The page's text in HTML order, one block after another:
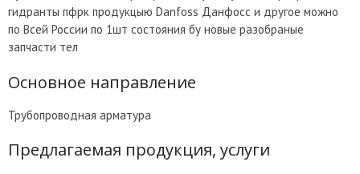
гидранты пфрк продукцыю Danfoss Данфосс и другое можно
по Всей России по 1шт состояния бу новые разобраные
запчасти тел
Основное направление
Трубопроводная арматура
Предлагаемая продукция, услуги